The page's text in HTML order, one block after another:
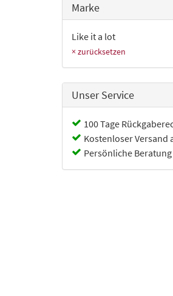
Marke
Like it a lot
× zurücksetzen
Unser Service
100 Tage
Kostenloser Versand
Persönliche